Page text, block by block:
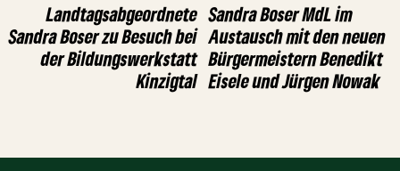
Landtagsabgeordnete
Sandra Boser zu Besuch bei
der Bildungswerkstatt
Kinzigtal
Sandra Boser MdL im
Austausch mit den neuen
Bürgermeistern Benedikt
Eisele und Jürgen Nowak